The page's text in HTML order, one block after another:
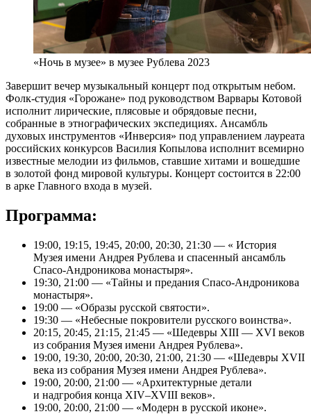
«Ночь в музее» в музее Рублева 2023
Завершит вечер музыкальный концерт под открытым небом.
Фолк-студия «Горожане» под руководством Варвары Котовой
исполнит лирические, плясовые и обрядовые песни,
собранные в этнографических экспедициях. Ансамбль
духовых инструментов «Инверсия» под управлением лауреата
российских конкурсов Василия Копылова исполнит всемирно
известные мелодии из фильмов, ставшие хитами и вошедшие
в золотой фонд мировой культуры. Концерт состоится в 22:00
в арке Главного входа в музей.
Программа:
19:00, 19:15, 19:45, 20:00, 20:30, 21:30 — « История
Музея имени Андрея Рублева и спасенный ансамбль
Спасо-Андроникова монастыря».
19:30, 21:00 — «Тайны и предания Спасо-Андроникова
монастыря».
19:00 — «Образы русской святости».
19:30 — «Небесные покровители русского воинства».
20:15, 20:45, 21:15, 21:45 — «Шедевры XIII — XVI веков
из собрания Музея имени Андрея Рублева».
19:00, 19:30, 20:00, 20:30, 21:00, 21:30 — «Шедевры XVII
века из собрания Музея имени Андрея Рублева».
19:00, 20:00, 21:00 — «Архитектурные детали
и надгробия конца XIV–XVIII веков».
19:00, 20:00, 21:00 — «Модерн в русской иконе».